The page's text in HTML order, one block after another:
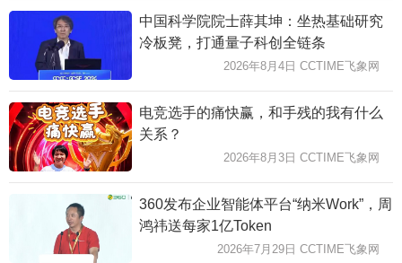
中国科学院院士薛其坤：坐热基础研究
冷板凳，打通量子科创全链条
2026年8月4日 CCTIME飞象网
电竞选手的痛快赢，和手残的我有什么
关系？
2026年8月3日 CCTIME飞象网
360发布企业智能体平台“纳米Work”，周
鸿祎送每家1亿Token
2026年7月29日 CCTIME飞象网